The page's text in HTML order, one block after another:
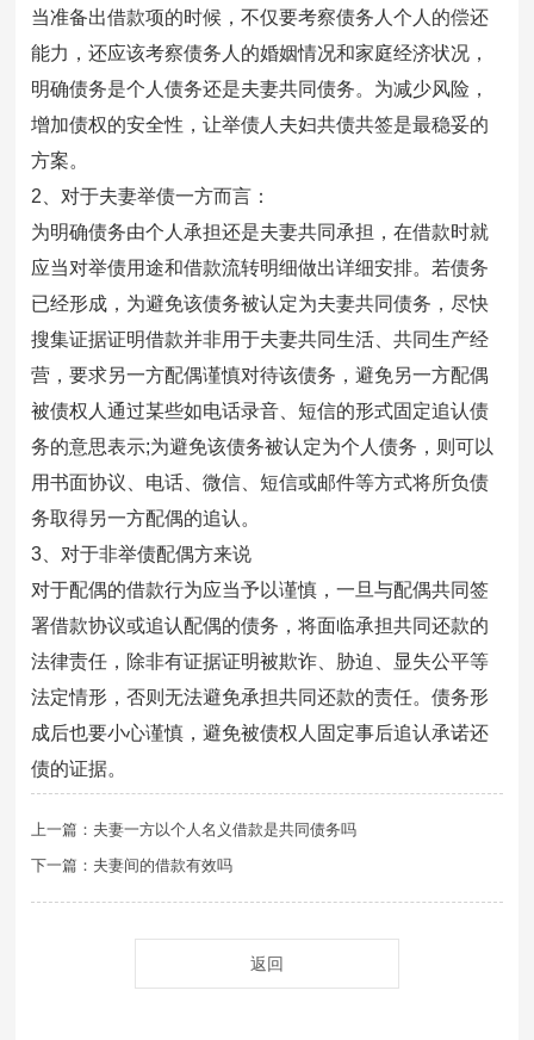
当准备出借款项的时候，不仅要考察债务人个人的偿还
能力，还应该考察债务人的婚姻情况和家庭经济状况，
明确债务是个人债务还是夫妻共同债务。为减少风险，
增加债权的安全性，让举债人夫妇共债共签是最稳妥的
方案。
2、对于夫妻举债一方而言：
为明确债务由个人承担还是夫妻共同承担，在借款时就
应当对举债用途和借款流转明细做出详细安排。若债务
已经形成，为避免该债务被认定为夫妻共同债务，尽快
搜集证据证明借款并非用于夫妻共同生活、共同生产经
营，要求另一方配偶谨慎对待该债务，避免另一方配偶
被债权人通过某些如电话录音、短信的形式固定追认债
务的意思表示;为避免该债务被认定为个人债务，则可以
用书面协议、电话、微信、短信或邮件等方式将所负债
务取得另一方配偶的追认。
3、对于非举债配偶方来说
对于配偶的借款行为应当予以谨慎，一旦与配偶共同签
署借款协议或追认配偶的债务，将面临承担共同还款的
法律责任，除非有证据证明被欺诈、胁迫、显失公平等
法定情形，否则无法避免承担共同还款的责任。债务形
成后也要小心谨慎，避免被债权人固定事后追认承诺还
债的证据。
上一篇：夫妻一方以个人名义借款是共同债务吗
下一篇：夫妻间的借款有效吗
返回